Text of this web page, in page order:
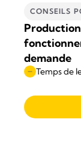
CONSEILS
demande
Temps de